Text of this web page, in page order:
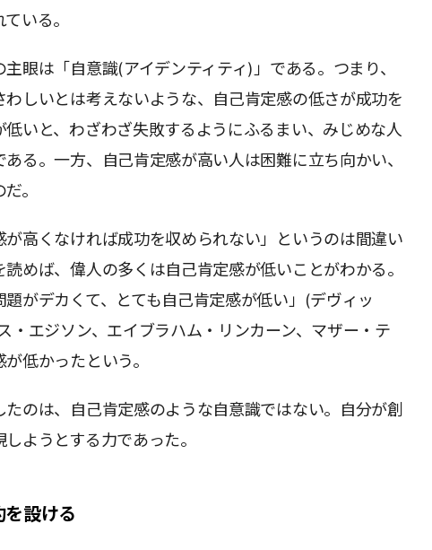
いる。
主眼は「自意識(アイデンティティ)」である。つまり、
わしいとは考えないような、自己肯定感の低さが成功を
いと、わざわざ失敗するようにふるまい、みじめな人
る。一方、自己肯定感が高い人は困難に立ち向かい、
。
が高くなければ成功を収められない」というのは間違い
めば、偉人の多くは自己肯定感が低いことがわかる。
題がデカくて、とても自己肯定感が低い」(デヴィッ
・エジソン、エイブラハム・リンカーン、マザー・テ
低かったという。
のは、自己肯定感のような自意識ではない。自分が創
ようとする力であった。
を設ける